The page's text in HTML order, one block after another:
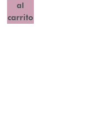
al
carrito